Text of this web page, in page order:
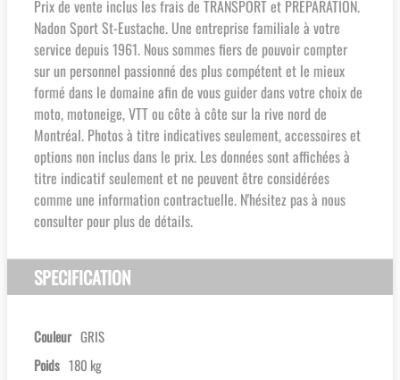
Prix de vente inclus les frais de TRANSPORT et PRÉPARATION.
Nadon Sport St-Eustache. Une entreprise familiale à votre
service depuis 1961. Nous sommes fiers de pouvoir compter
sur un personnel passionné des plus compétent et le mieux
formé dans le domaine afin de vous guider dans votre choix de
moto, motoneige, VTT ou côte à côte sur la rive nord de
Montréal. Photos à titre indicatives seulement, accessoires et
options non inclus dans le prix. Les données sont affichées à
titre indicatif seulement et ne peuvent être considérées
comme une information contractuelle. N'hésitez pas à nous
consulter pour plus de détails.
SPECIFICATION
Couleur GRIS
Poids 180 kg